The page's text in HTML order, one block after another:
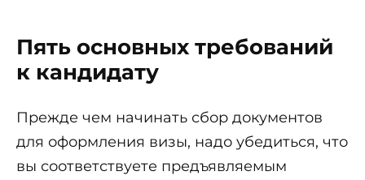
Пять основных требований
к кандидату
Прежде чем начинать сбор документов
для оформления визы, надо убедиться, что
вы соответствуете предъявляемым